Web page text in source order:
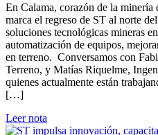
En Calama, corazón de la
marca el regreso de ST al norte
soluciones tecnológicas mineras
automatización de equipos,
en terreno. Conversamos con
Terreno, y Matías Riquelme,
quienes actualmente están
[…]
Leer nota